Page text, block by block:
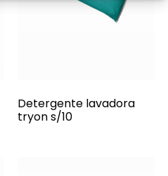
Detergente lavadora
tryon s/10